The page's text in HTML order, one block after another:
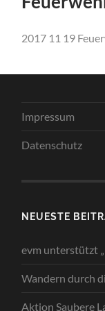
2017 11 19
Impressum
Datenschutz
NEUESTE
evm unterstützt
Wandern durch
Aktion Saubere